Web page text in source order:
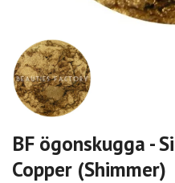
BF ögonskugga -
Copper (Shimmer)